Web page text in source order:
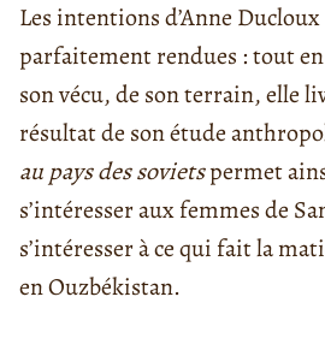
Les intentions d’Anne
parfaitement rendues : tout
son vécu, de son terrain, elle
résultat de son étude
au pays des sovietspermet
s’intéresser aux femmes de
s’intéresser à ce qui fait la
en Ouzbékistan.